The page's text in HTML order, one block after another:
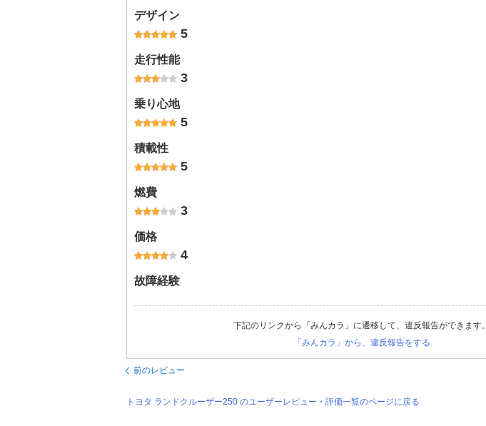
デザイン
5
走行性能
3
乗り心地
5
積載性
5
燃費
3
価格
4
故障経験
下記のリンクから「みんカラ」に遷移して、違反報告ができます。
「みんカラ」から、違反報告をする
前のレビュー
トヨタ ランドクルーザー250 のユーザーレビュー・評価一覧のページに戻る